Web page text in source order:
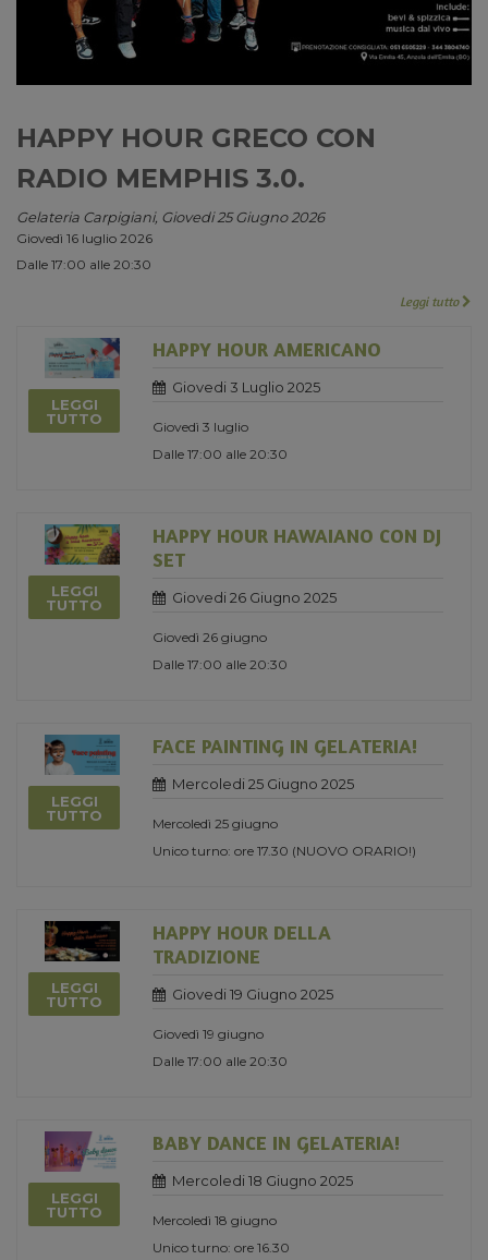
HAPPY HOUR GRECO CON
RADIO MEMPHIS 3.0.
Gelateria Carpigiani, Giovedi 25 Giugno 2026
Giovedì 16 luglio 2026
Dalle 17:00 alle 20:30
Leggi tutto
LEGGI
TUTTO
HAPPY HOUR AMERICANO
Giovedi 3 Luglio 2025
Giovedì 3 luglio
Dalle 17:00 alle 20:30
LEGGI
TUTTO
HAPPY HOUR HAWAIANO CON DJ
SET
Giovedi 26 Giugno 2025
Giovedì 26 giugno
Dalle 17:00 alle 20:30
LEGGI
TUTTO
FACE PAINTING IN GELATERIA!
Mercoledi 25 Giugno 2025
Mercoledì 25 giugno
Unico turno: ore 17.30 (NUOVO ORARIO!)
LEGGI
TUTTO
HAPPY HOUR DELLA
TRADIZIONE
Giovedi 19 Giugno 2025
Giovedì 19 giugno
Dalle 17:00 alle 20:30
LEGGI
TUTTO
BABY DANCE IN GELATERIA!
Mercoledi 18 Giugno 2025
Mercoledì 18 giugno
Unico turno: ore 16.30